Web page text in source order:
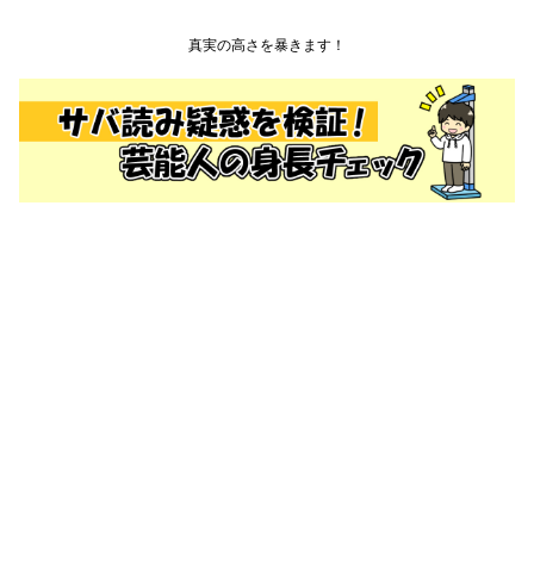
真実の高さを暴きます！